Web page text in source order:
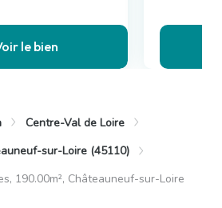
le bien
Centre-Val de Loire
sur-Loire (45110)
190.00m², Châteauneuf-sur-Loire